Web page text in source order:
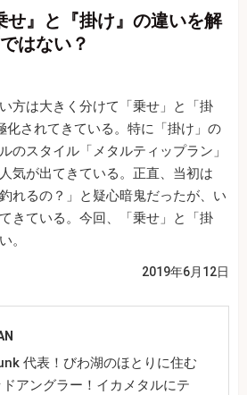
せ』と『掛け』の違いを解
はない？
方は大きく分けて「乗せ」と「掛
化されてきている。特に「掛け」の
のスタイル「メタルティップラン」
気が出てきている。正直、当初は
れるの？」と疑心暗鬼だったが、い
きている。今回、「乗せ」と「掛
。
2019年6月12日
代表！びわ湖のほとりに住む
アングラー！イカメタルにテ